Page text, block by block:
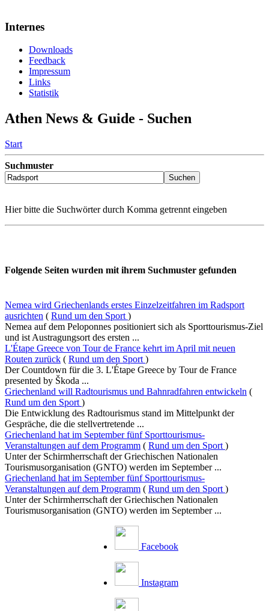
Internes
Downloads
Feedback
Impressum
Links
Statistik
Athen News & Guide - Suchen
Start
Suchmuster
Hier bitte die Suchwörter durch Komma getrennt eingeben
Folgende Seiten wurden mit ihrem Suchmuster gefunden
Nemea wird Griechenlands erstes Einzelzeitfahren im Radsport
ausrichten ( Rund um den Sport )
Nemea auf dem Peloponnes positioniert sich als Sporttourismus-Ziel
und ist Austragungsort des ersten ...
L'Étape Greece von Tour de France kehrt im April mit neuen
Routen zurück ( Rund um den Sport )
Der Countdown für die 3. L'Étape Greece by Tour de France
presented by Škoda ...
Griechenland will Radtourismus und Bahnradfahren entwickeln (
Rund um den Sport )
Die Entwicklung des Radtourismus stand im Mittelpunkt der
Gespräche, die die stellvertretende ...
Griechenland hat im September fünf Sporttourismus-
Veranstaltungen auf dem Programm ( Rund um den Sport )
Unter der Schirmherrschaft der Griechischen Nationalen
Tourismusorganisation (GNTO) werden im September ...
Griechenland hat im September fünf Sporttourismus-
Veranstaltungen auf dem Programm ( Rund um den Sport )
Unter der Schirmherrschaft der Griechischen Nationalen
Tourismusorganisation (GNTO) werden im September ...
Facebook
Instagram